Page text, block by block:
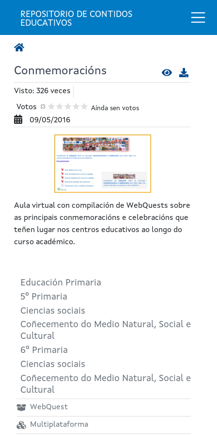
REPOSITORIO DE CONTIDOS
EDUCATIVOS
Conmemoracións
Visto: 326 veces
Votos Aínda sen votos
09/05/2016
Aula virtual con compilación de WebQuests sobre
as principais conmemoracións e celebracións que
teñen lugar nos centros educativos ao longo do
curso académico.
Educación Primaria
5º Primaria
Ciencias sociais
Coñecemento do Medio Natural, Social e
Cultural
6º Primaria
Ciencias sociais
Coñecemento do Medio Natural, Social e
Cultural
WebQuest
Multiplataforma